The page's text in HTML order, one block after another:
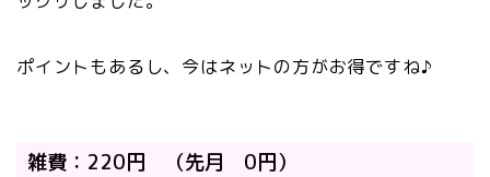
ポイントもあるし、今はネットの方がお得ですね♪
雑費：220円 （先月 0円）